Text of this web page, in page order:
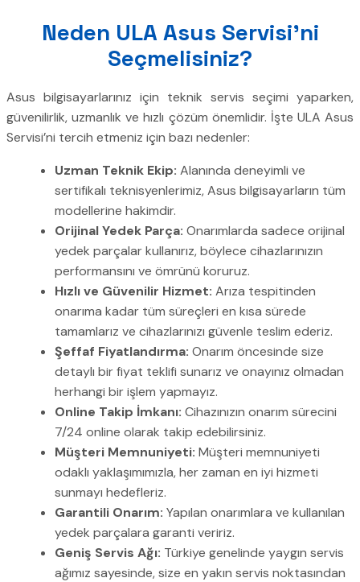
Neden ULA Asus Servisi’ni
Seçmelisiniz?
Asus bilgisayarlarınız için teknik servis seçimi yaparken,
güvenilirlik, uzmanlık ve hızlı çözüm önemlidir. İşte ULA Asus
Servisi’ni tercih etmeniz için bazı nedenler:
Uzman Teknik Ekip: Alanında deneyimli ve
sertifikalı teknisyenlerimiz, Asus bilgisayarların tüm
modellerine hakimdir.
Orijinal Yedek Parça: Onarımlarda sadece orijinal
yedek parçalar kullanırız, böylece cihazlarınızın
performansını ve ömrünü koruruz.
Hızlı ve Güvenilir Hizmet: Arıza tespitinden
onarıma kadar tüm süreçleri en kısa sürede
tamamlarız ve cihazlarınızı güvenle teslim ederiz.
Şeffaf Fiyatlandırma: Onarım öncesinde size
detaylı bir fiyat teklifi sunarız ve onayınız olmadan
herhangi bir işlem yapmayız.
Online Takip İmkanı: Cihazınızın onarım sürecini
7/24 online olarak takip edebilirsiniz.
Müşteri Memnuniyeti: Müşteri memnuniyeti
odaklı yaklaşımımızla, her zaman en iyi hizmeti
sunmayı hedefleriz.
Garantili Onarım: Yapılan onarımlara ve kullanılan
yedek parçalara garanti veririz.
Geniş Servis Ağı: Türkiye genelinde yaygın servis
ağımız sayesinde, size en yakın servis noktasından